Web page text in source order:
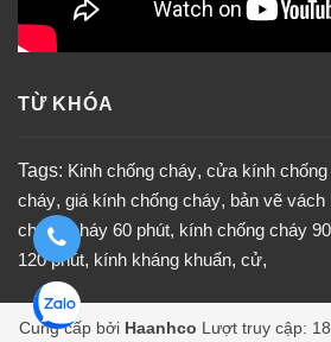
TỪ KHÓA
Tags: Kinh chống cháy, cửa kính
cháy, giá kính chống cháy, bản vẽ
chống cháy 60 phút, kính chống cháy
120 phút, kính kháng khuẩn, cử,
Cung cấp bởi Haanhco Lượt truy cập: